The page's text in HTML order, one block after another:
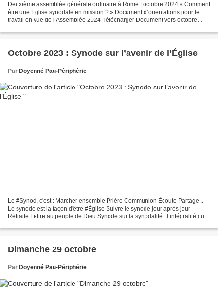
Deuxième assemblée générale ordinaire à Rome | octobre 2024 « Comment
être une Eglise synodale en mission ? » Document d’orientations pour le
travail en vue de l’Assemblée 2024 Télécharger Document vers octobre
Octobre 2023 : Synode sur l’avenir de l’Église
Par Doyenné Pau-Périphérie
Le #Synod, c'est : Marcher ensemble Prière Communion Écoute Partage...
Le synode est la façon d'être #Église Suivre le synode jour après jour
Retraite Lettre au peuple de Dieu Synode sur la synodalité : l’intégralité du
Dimanche 29 octobre
Par Doyenné Pau-Périphérie